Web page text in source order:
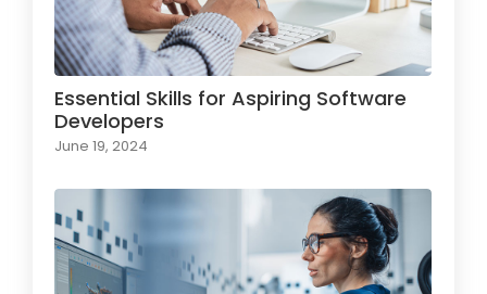
Essential Skills for Aspiring Software
Developers
June 19, 2024